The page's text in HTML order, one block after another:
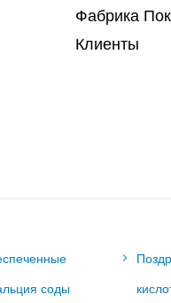
Фабрика
Клиенты
соды